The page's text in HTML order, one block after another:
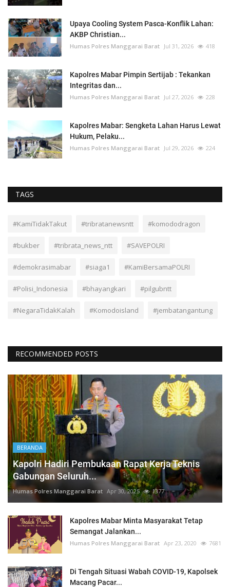
Upaya Cooling System Pasca-Konflik Lahan:
AKBP Christian...
Humas Polres Manggarai Barat Jul 31, 2026 418
Kapolres Mabar Pimpin Sertijab : Tekankan
Integritas dan...
Humas Polres Manggarai Barat Jul 27, 2026 228
Kapolres Mabar: Sengketa Lahan Harus Lewat
Hukum, Pelaku...
Humas Polres Manggarai Barat Jul 29, 2026 224
TAGS
#KamiTidakTakut #tribratanewsntt #komododragon
#bukber #tribrata_news_ntt #SAVEPOLRI
#demokrasimabar #siaga1 #KamiBersamaPOLRI
#Polisi_Indonesia #bhayangkari #pilgubntt
#NegaraTidakKalah #Komodoisland #jembatangantung
RECOMMENDED POSTS
BERANDA
Kapolri Hadiri Pembukaan Rapat Kerja Teknis
Gabungan Seluruh...
Humas Polres Manggarai Barat Apr 30, 2025 1377
Kapolres Mabar Minta Masyarakat Tetap
Semangat Jalankan...
Humas Polres Manggarai Barat Apr 23, 2020 7681
Di Tengah Situasi Wabah COVID-19, Kapolsek
Macang Pacar...